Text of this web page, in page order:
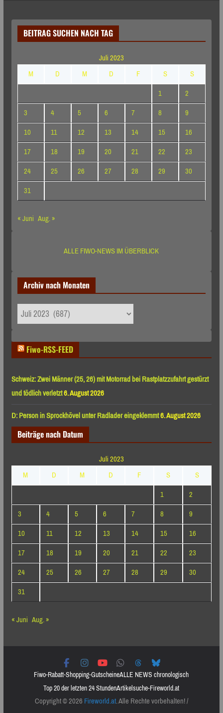
BEITRAG SUCHEN NACH TAG
Juli 2023
M
D M D F S
S
1
2
3
4 5 6 7 8
9
10
11 12 13 14 15
16
17
18 19 20 21 22
23
24
25 26 27 28 29
30
31
« Juni Aug. »
ALLE FIWO-NEWS IM ÜBERBLICK
Archiv nach Monaten
Archiv
nach
Fiwo-RSS-FEED
Schweiz: Zwei Männer (25, 26) mit Motorrad bei Rastplatzzufahrt gestürzt
und tödlich verletzt6. August 2026
D: Person in Sprockhövel unter Radlader eingeklemmt6. August 2026
Beiträge nach Datum
Juli 2023
M
D M D F S
S
1
2
3
4 5 6 7 8
9
10
11 12 13 14 15
16
17
18 19 20 21 22
23
24
25 26 27 28 29
30
31
« Juni Aug. »
Fiwo-Rabatt-Shopping-GutscheineALLE NEWS chronologisch
Top 20 der letzten 24 StundenArtikelsuche-Fireworld.at
Copyright © 2026Fireworld.at. Alle Rechte vorbehalten! /